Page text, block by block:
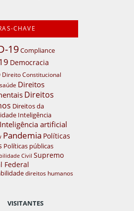
CHAVE
19Compliance
Democracia
Direito Constitucional
Direitos
Direitos
Direitos da
Inteligência
Inteligência artificial
Pandemia Políticas
Políticas públicas
Civil Supremo
Federal
direitos humanos
VISITANTES